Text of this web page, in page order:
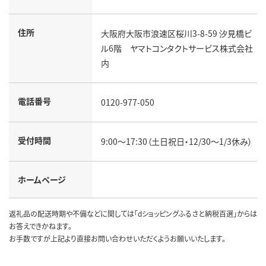
住所
大阪府大阪市浪速区桜川3-8-59 汐見橋ビ
ル6階 ヤマトコンタクトサービス株式会社
内
電話番号 0120-977-050
受付時間 9:00～17:30（土日祝日・12/30～1/3休み）
ホームページ
返礼品の配送時期や不備などに関しては「dショッピングふるさと納税百選」からは
お答えできかねます。
お手数ですが上記より直接お問い合わせいただくようお願いいたします。